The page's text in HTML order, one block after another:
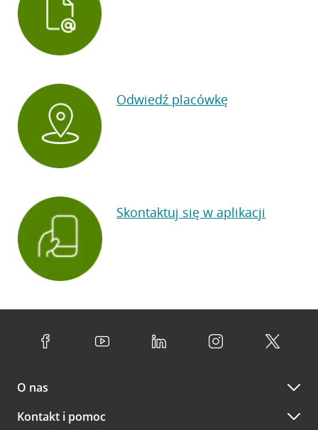
Odwiedź placówkę
Skontaktuj się w aplikacji
O nas
Kontakt i pomoc